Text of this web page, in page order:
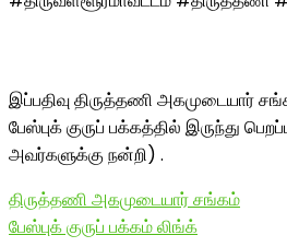
இப்பதிவு திருத்தணி அகமுடையார்
பேஸ்புக் குருப் பக்கத்தில் இருந்து
அவர்களுக்கு நன்றி) .
திருத்தணி அகமுடையார் சங்கம்
பேஸ்புக் குருப் பக்கம் லிங்க்